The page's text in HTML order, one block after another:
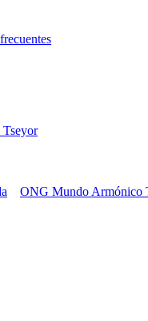
Tseyor
ONG Mundo Armónico